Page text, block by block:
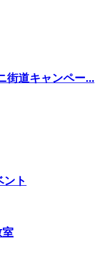
街道キャンペー...
ント
室